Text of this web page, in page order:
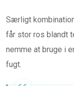
Særligt
får stor ros blandt
nemme at bruge i
fugt.